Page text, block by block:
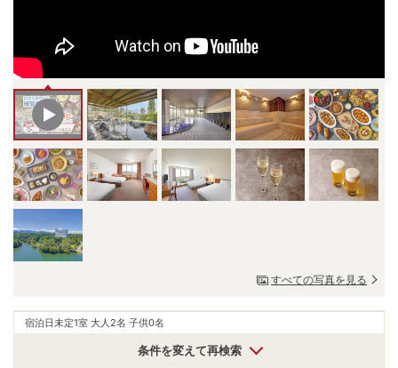
すべての写真を見る
宿泊日未定1室 大人2名 子供0名
条件を変えて再検索